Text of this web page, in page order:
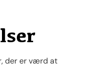
der er værd at